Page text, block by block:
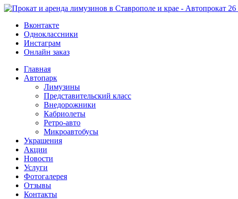
Вконтакте
Одноклассники
Инстаграм
Онлайн заказ
Главная
Автопарк
Лимузины
Представительский класс
Внедорожники
Кабриолеты
Ретро-авто
Микроавтобусы
Украшения
Акции
Новости
Услуги
Фотогалерея
Отзывы
­Контакты